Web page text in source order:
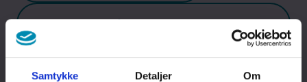
Samtykke Detaljer Om
Urologisk
Afdeling